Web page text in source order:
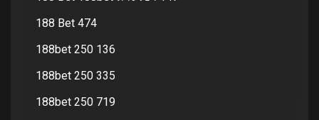
188 Bet 474
188bet 250 136
188bet 250 335
188bet 250 719